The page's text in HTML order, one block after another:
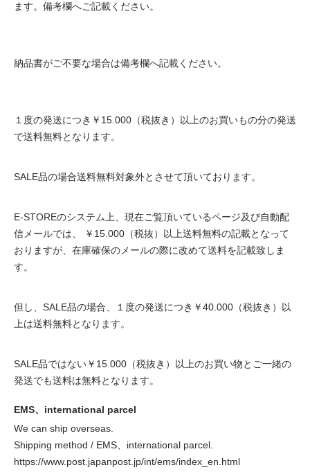
ます。備考欄へご記載ください。
納品書がご不要な場合は備考欄へ記載ください。
１度の発送につき￥15.000（税抜き）以上のお買いもの分の発送
で送料無料となります。
SALE品の場合送料無料対象外とさせて頂いております。
E-STOREのシステム上、現在ご覧頂いているページ及び自動配
信メールでは、 ￥15.000（税抜）以上送料無料の記載となって
おりますが、在庫確保のメールの際に改めて送料を記載致しま
す。
但し、SALE品の場合、１度の発送につき￥40.000（税抜き）以
上は送料無料となります。
SALE品ではない￥15.000（税抜き）以上のお買い物とご一緒の
発送でも送料は無料となります。
EMS、international parcel
We can ship overseas.
Shipping method / EMS、international parcel.
https://www.post.japanpost.jp/int/ems/index_en.html